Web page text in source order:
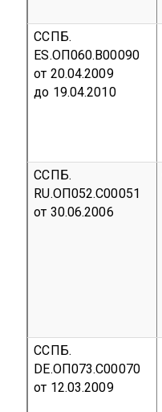
ССПБ.
ES.ОП060.В00090
от 20.04.2009
до 19.04.2010
ССПБ.
RU.ОП052.С00051
от 30.06.2006
ССПБ.
DE.ОП073.С00070
от 12.03.2009